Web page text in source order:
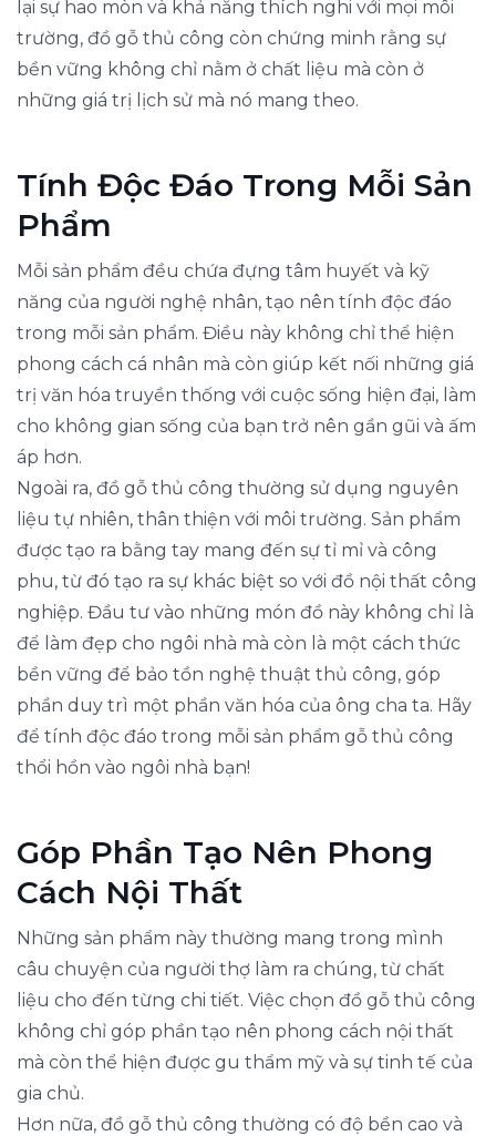
lại sự hao mòn và khả năng thích nghi với mọi môi
trường, đồ gỗ thủ công còn chứng minh rằng sự
bền vững không chỉ nằm ở chất liệu mà còn ở
những giá trị lịch sử mà nó mang theo.
Tính Độc Đáo Trong Mỗi Sản
Phẩm
Mỗi sản phẩm đều chứa đựng tâm huyết và kỹ
năng của người nghệ nhân, tạo nên tính độc đáo
trong mỗi sản phẩm. Điều này không chỉ thể hiện
phong cách cá nhân mà còn giúp kết nối những giá
trị văn hóa truyền thống với cuộc sống hiện đại, làm
cho không gian sống của bạn trở nên gần gũi và ấm
áp hơn.
Ngoài ra, đồ gỗ thủ công thường sử dụng nguyên
liệu tự nhiên, thân thiện với môi trường. Sản phẩm
được tạo ra bằng tay mang đến sự tỉ mỉ và công
phu, từ đó tạo ra sự khác biệt so với đồ nội thất công
nghiệp. Đầu tư vào những món đồ này không chỉ là
để làm đẹp cho ngôi nhà mà còn là một cách thức
bền vững để bảo tồn nghệ thuật thủ công, góp
phần duy trì một phần văn hóa của ông cha ta. Hãy
để tính độc đáo trong mỗi sản phẩm gỗ thủ công
thổi hồn vào ngôi nhà bạn!
Góp Phần Tạo Nên Phong
Cách Nội Thất
Những sản phẩm này thường mang trong mình
câu chuyện của người thợ làm ra chúng, từ chất
liệu cho đến từng chi tiết. Việc chọn đồ gỗ thủ công
không chỉ góp phần tạo nên phong cách nội thất
mà còn thể hiện được gu thẩm mỹ và sự tinh tế của
gia chủ.
Hơn nữa, đồ gỗ thủ công thường có độ bền cao và